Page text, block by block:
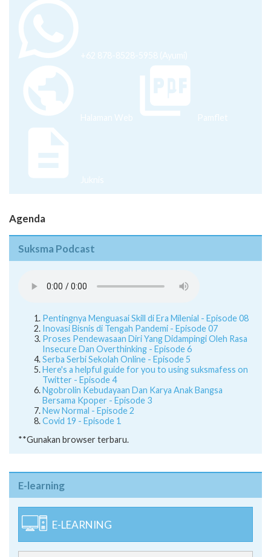
+62 878-8528-5958 (Ayumi)
Halaman Web Pamflet
Juknis
Agenda
Suksma Podcast
Pentingnya Menguasai Skill di Era Milenial - Episode 08
Inovasi Bisnis di Tengah Pandemi - Episode 07
Proses Pendewasaan Diri Yang Didampingi Oleh Rasa
Insecure Dan Overthinking - Episode 6
Serba Serbi Sekolah Online - Episode 5
Here's a helpful guide for you to using suksmafess on
Twitter - Episode 4
Ngobrolin Kebudayaan Dan Karya Anak Bangsa
Bersama Kpoper - Episode 3
New Normal - Episode 2
Covid 19 - Episode 1
**Gunakan browser terbaru.
E-learning
E-LEARNING